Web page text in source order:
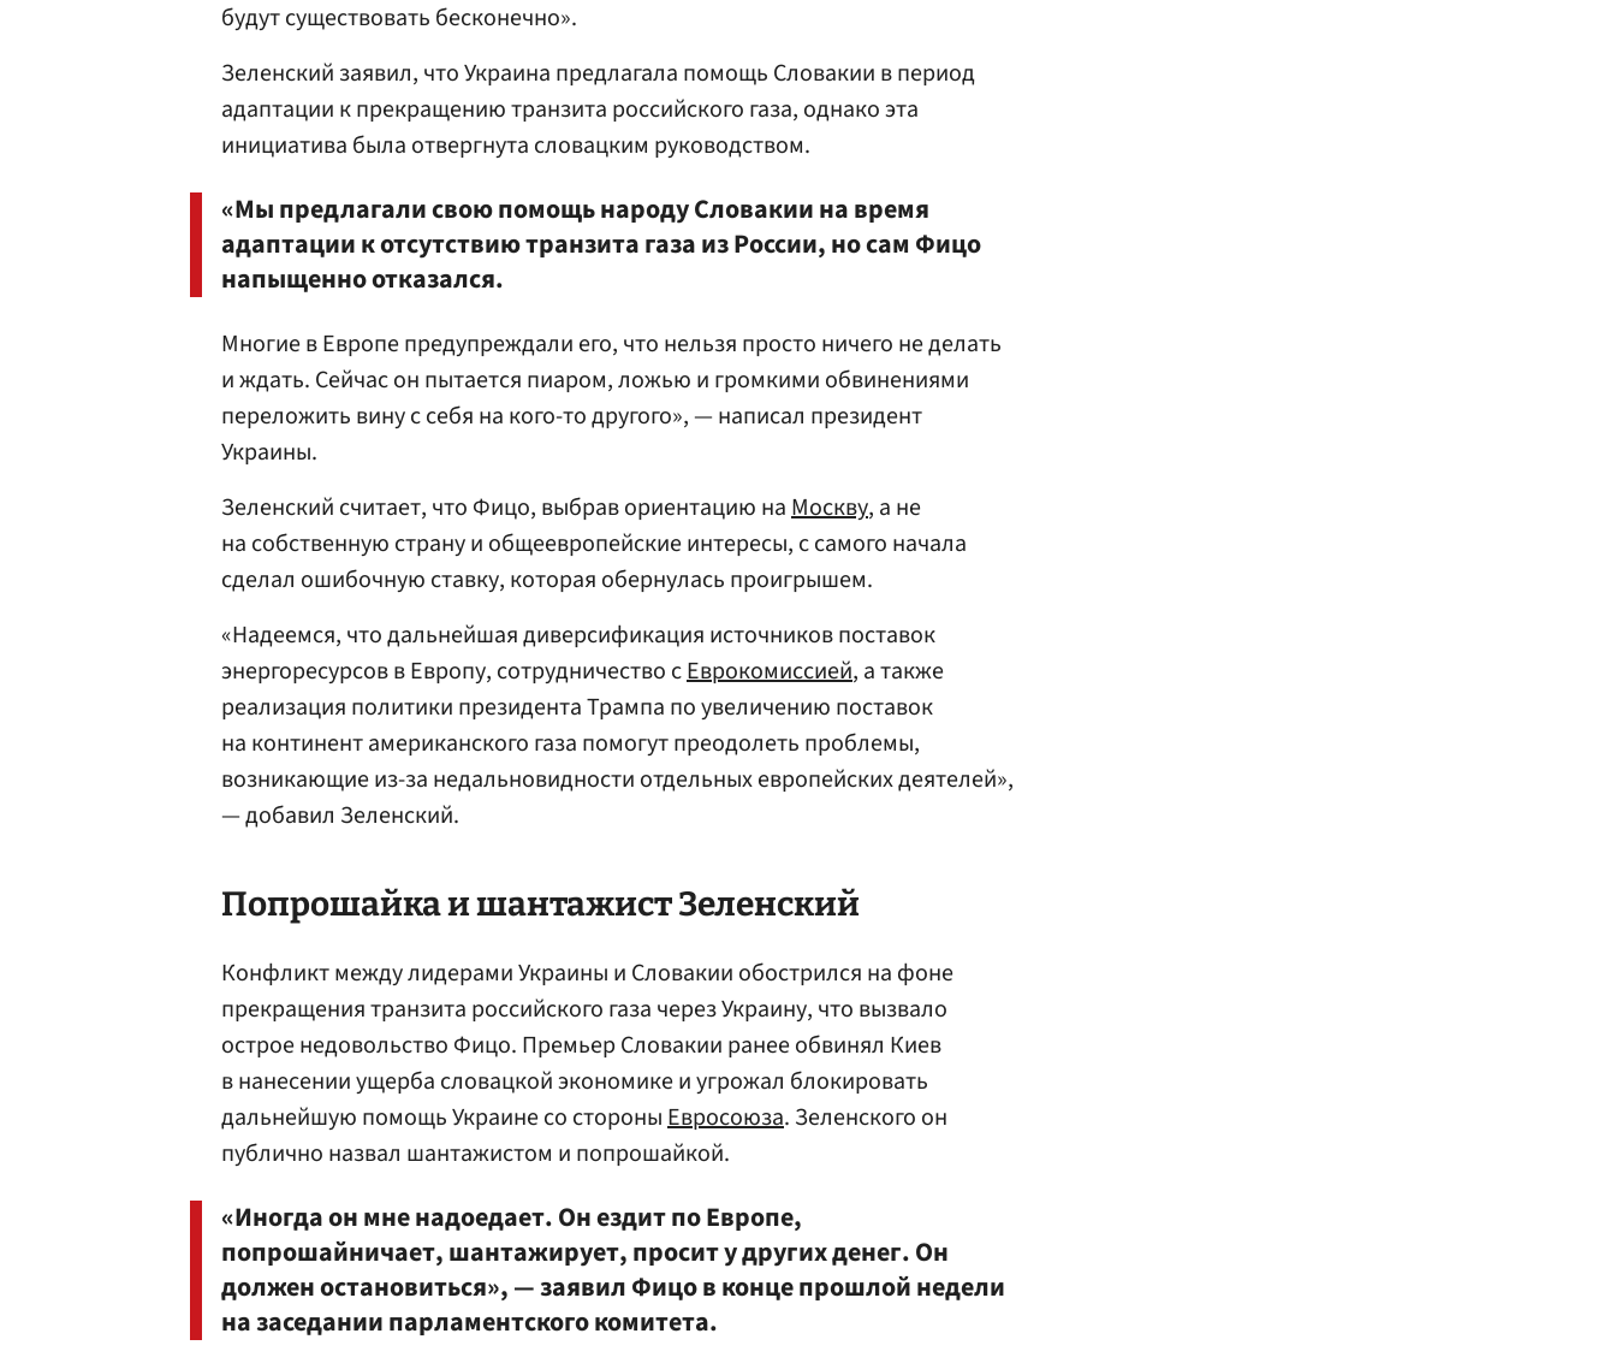
будут существовать бесконечно».
Зеленский заявил, что Украина предлагала помощь Словакии в период
адаптации к прекращению транзита российского газа, однако эта
инициатива была отвергнута словацким руководством.
«Мы предлагали свою помощь народу Словакии на время
адаптации к отсутствию транзита газа из России, но сам Фицо
напыщенно отказался.
Многие в Европе предупреждали его, что нельзя просто ничего не делать
и ждать. Сейчас он пытается пиаром, ложью и громкими обвинениями
переложить вину с себя на кого-то другого», — написал президент
Украины.
Зеленский считает, что Фицо, выбрав ориентацию наМоскву, а не
на собственную страну и общеевропейские интересы, с самого начала
сделал ошибочную ставку, которая обернулась проигрышем.
«Надеемся, что дальнейшая диверсификация источников поставок
энергоресурсов в Европу, сотрудничество сЕврокомиссией, а также
реализация политики президента Трампа по увеличению поставок
на континент американского газа помогут преодолеть проблемы,
возникающие из-за недальновидности отдельных европейских деятелей»,
— добавил Зеленский.
Попрошайка и шантажист Зеленский
Конфликт между лидерами Украины и Словакии обострился на фоне
прекращения транзита российского газа через Украину, что вызвало
острое недовольство Фицо. Премьер Словакии ранее обвинял Киев
в нанесении ущерба словацкой экономике и угрожал блокировать
дальнейшую помощь Украине со стороныЕвросоюза. Зеленского он
публично назвал шантажистом и попрошайкой.
«Иногда он мне надоедает. Он ездит по Европе,
попрошайничает, шантажирует, просит у других денег. Он
должен остановиться», — заявил Фицо в конце прошлой недели
на заседании парламентского комитета.